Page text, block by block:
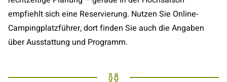
empfiehlt sich eine Reservierung. Nutzen Sie Online-
Campingplatzführer, dort finden Sie auch die Angaben
über Ausstattung und Programm.